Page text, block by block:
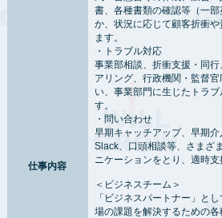
仕事内容
書、各種書類の確認等（一
か、状況に応じて顧客折衝
ます。
・トラブル対応
事業部相談、折衝支援・同
アリング、行政機関・監督
い、事業部門に生じたトラ
す。
・問い合わせ
早期キャッチアップ、早期介
Slack、口頭相談等、さまざ
ニケーションをとり、適時支
＜ビジネスチーム＞
「ビジネスパートナー」と
場の課題を解決するための